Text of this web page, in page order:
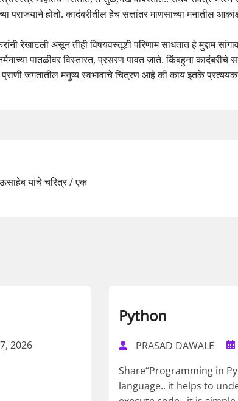
पराजयाने होतो. कादंबरीतील हेच सत्तांतर माणसाच्या मनातील
रेखाटली असून तीही विषयवस्तूशी परिणाम साधतात हे मुद्दाम
पातळीवर विस्तारत, प्रसरण पावत जाते. किंबहुना कादंबरीचे
प्राणी जगतातील मनुष्य स्वभावाचे चित्रण आहे की काय इतके
यांचे चरित्र / एक
2026
Python
PRASAD DAWALE
Share“Programming in
language.. it helps to